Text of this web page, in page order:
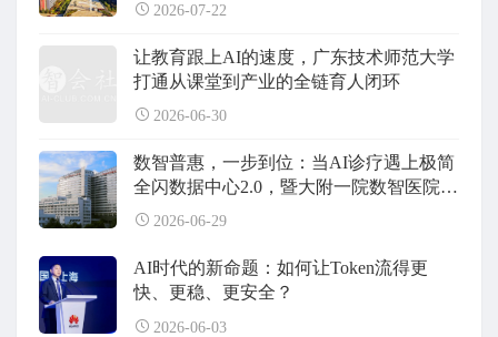
2026-07-22
让教育跟上AI的速度，广东技术师范大学
打通从课堂到产业的全链育人闭环
2026-06-30
数智普惠，一步到位：当AI诊疗遇上极简
全闪数据中心2.0，暨大附一院数智医院建
设全面升级
2026-06-29
AI时代的新命题：如何让Token流得更
快、更稳、更安全？
2026-06-03